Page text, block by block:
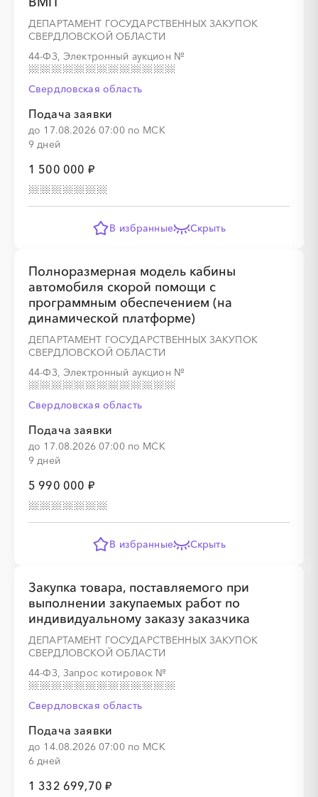
ДЕПАРТАМЕНТ ГОСУДАРСТВЕННЫХ ЗАКУПОК
СВЕРДЛОВСКОЙ ОБЛАСТИ
44-ФЗ, Электронный аукцион №
Свердловская область
Подача заявки
до 17.08.2026 07:00 по МСК
9 дней
1 500 000 ₽
В избранные Скрыть
Полноразмерная модель кабины
автомобиля скорой помощи с
программным обеспечением (на
динамической платформе)
ДЕПАРТАМЕНТ ГОСУДАРСТВЕННЫХ ЗАКУПОК
СВЕРДЛОВСКОЙ ОБЛАСТИ
44-ФЗ, Электронный аукцион №
Свердловская область
Подача заявки
до 17.08.2026 07:00 по МСК
9 дней
5 990 000 ₽
В избранные Скрыть
Закупка товара, поставляемого при
выполнении закупаемых работ по
индивидуальному заказу заказчика
ДЕПАРТАМЕНТ ГОСУДАРСТВЕННЫХ ЗАКУПОК
СВЕРДЛОВСКОЙ ОБЛАСТИ
44-ФЗ, Запрос котировок №
Свердловская область
Подача заявки
до 14.08.2026 07:00 по МСК
6 дней
1 332 699,70 ₽